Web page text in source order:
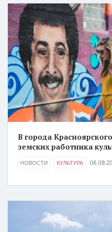
В города
земских работника
НОВОСТИ КУЛЬТУРА